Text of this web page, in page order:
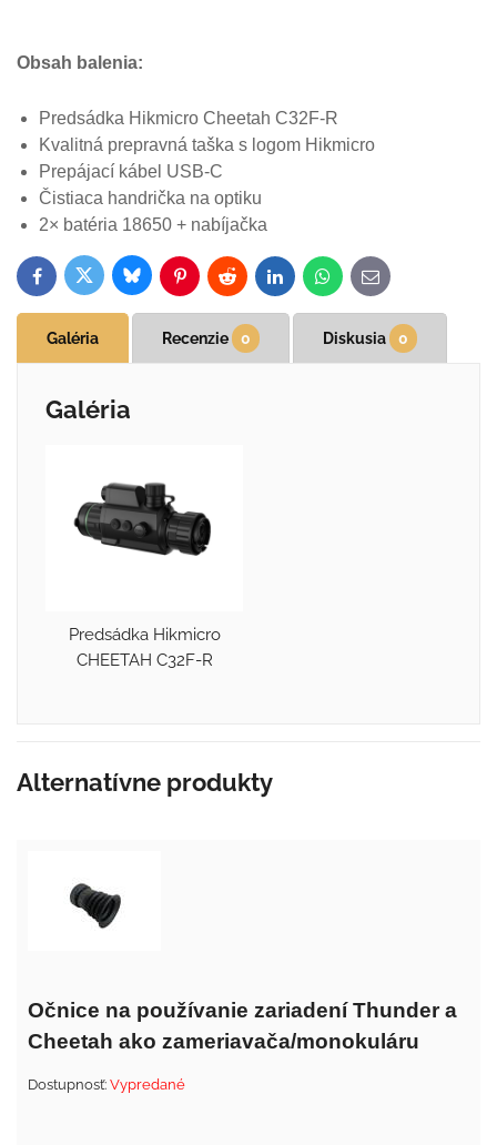
Obsah balenia:
Predsádka Hikmicro Cheetah C32F-R
Kvalitná prepravná taška s logom Hikmicro
Prepájací kábel USB-C
Čistiaca handrička na optiku
2× batéria 18650 + nabíjačka
FacebookTwitterBlueskyPinterestReddit LinkedInWhatsApp
E-
mail
Galéria Recenzie 0 Diskusia 0
Galéria
Predsádka Hikmicro
CHEETAH C32F-R
Alternatívne produkty
Očnice na používanie zariadení Thunder a
Cheetah ako zameriavača/monokuláru
Dostupnosť: Vypredané